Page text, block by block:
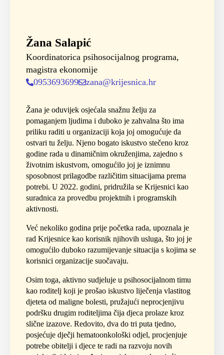
Žana Salapić
Koordinatorica psihosocijalnog programa,
magistra ekonomije
0953693699
zana@krijesnica.hr
Žana je oduvijek osjećala snažnu želju za
pomaganjem ljudima i duboko je zahvalna što ima
priliku raditi u organizaciji koja joj omogućuje da
ostvari tu želju. Njeno bogato iskustvo stečeno kroz
godine rada u dinamičnim okruženjima, zajedno s
životnim iskustvom, omogućilo joj je iznimnu
sposobnost prilagodbe različitim situacijama prema
potrebi. U 2022. godini, pridružila se Krijesnici kao
suradnica za provedbu projektnih i programskih
aktivnosti.
Već nekoliko godina prije početka rada, upoznala je
rad Krijesnice kao korisnik njihovih usluga, što joj je
omogućilo duboko razumijevanje situacija s kojima se
korisnici organizacije suočavaju.
Osim toga, aktivno sudjeluje u psihosocijalnom timu
kao roditelj koji je prošao iskustvo liječenja vlastitog
djeteta od maligne bolesti, pružajući neprocjenjivu
podršku drugim roditeljima čija djeca prolaze kroz
slične izazove. Redovito, dva do tri puta tjedno,
posjećuje dječji hematoonkološki odjel, procjenjuje
potrebe obitelji i djece te radi na razvoju novih